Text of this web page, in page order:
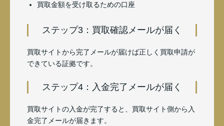
買取金額を受け取るための口座
ステップ3：買取確認メールが届く
買取サイトから完了メールが届けば正しく買取申請が
できている証拠です。
ステップ4：入金完了メールが届く
買取サイトの入金が完了すると、買取サイト側から入
金完了メールが届きます。